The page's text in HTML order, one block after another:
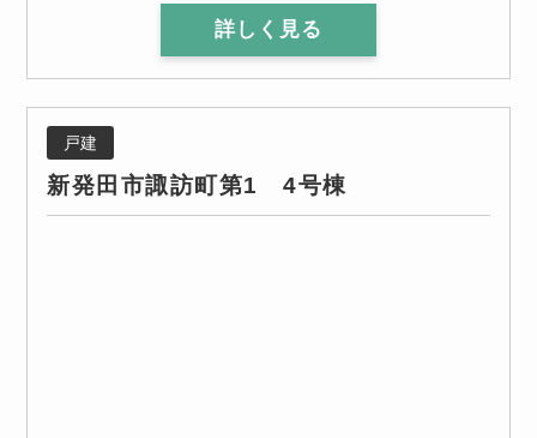
詳しく見る
戸建
新発田市諏訪町第1 4号棟